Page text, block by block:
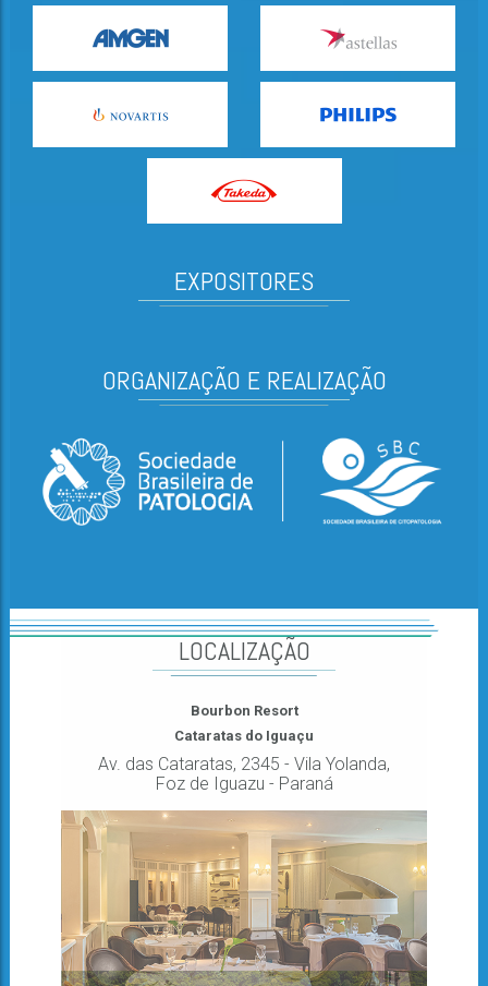
EXPOSITORES
ORGANIZAÇÃO E REALIZAÇÃO
LOCALIZAÇÃO
Bourbon Resort
Cataratas do Iguaçu
Av. das Cataratas, 2345 - Vila Yolanda,
Foz de Iguazu - Paraná